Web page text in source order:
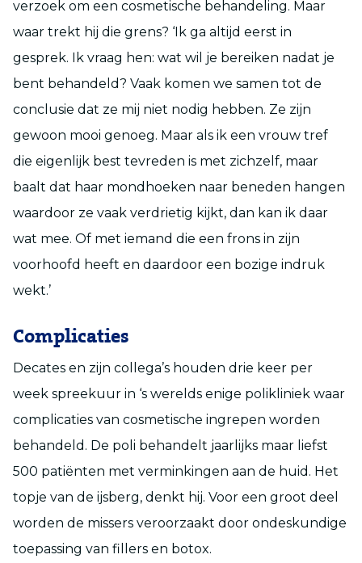
verzoek om een cosmetische behandeling. Maar
waar trekt hij die grens? ‘Ik ga altijd eerst in
gesprek. Ik vraag hen: wat wil je bereiken nadat je
bent behandeld? Vaak komen we samen tot de
conclusie dat ze mij niet nodig hebben. Ze zijn
gewoon mooi genoeg. Maar als ik een vrouw tref
die eigenlijk best tevreden is met zichzelf, maar
baalt dat haar mondhoeken naar beneden hangen
waardoor ze vaak verdrietig kijkt, dan kan ik daar
wat mee. Of met iemand die een frons in zijn
voorhoofd heeft en daardoor een bozige indruk
wekt.’
Complicaties
Decates en zijn collega’s houden drie keer per
week spreekuur in ‘s werelds enige polikliniek waar
complicaties van cosmetische ingrepen worden
behandeld. De poli behandelt jaarlijks maar liefst
500 patiënten met verminkingen aan de huid. Het
topje van de ijsberg, denkt hij. Voor een groot deel
worden de missers veroorzaakt door ondeskundige
toepassing van fillers en botox.